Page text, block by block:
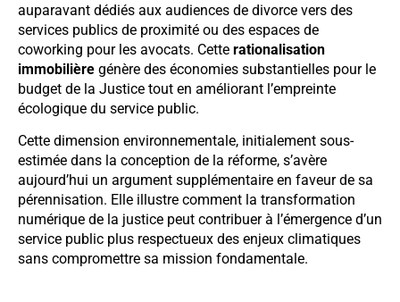
auparavant dédiés aux audiences de divorce vers des
services publics de proximité ou des espaces de
coworking pour les avocats. Cette rationalisation
immobilière génère des économies substantielles pour le
budget de la Justice tout en améliorant l’empreinte
écologique du service public.
Cette dimension environnementale, initialement sous-
estimée dans la conception de la réforme, s’avère
aujourd’hui un argument supplémentaire en faveur de sa
pérennisation. Elle illustre comment la transformation
numérique de la justice peut contribuer à l’émergence d’un
service public plus respectueux des enjeux climatiques
sans compromettre sa mission fondamentale.